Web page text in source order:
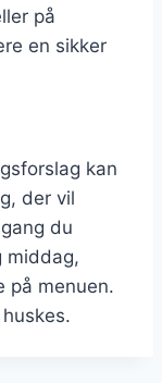
på
en sikker
kan
der vil
du
middag,
på menuen.